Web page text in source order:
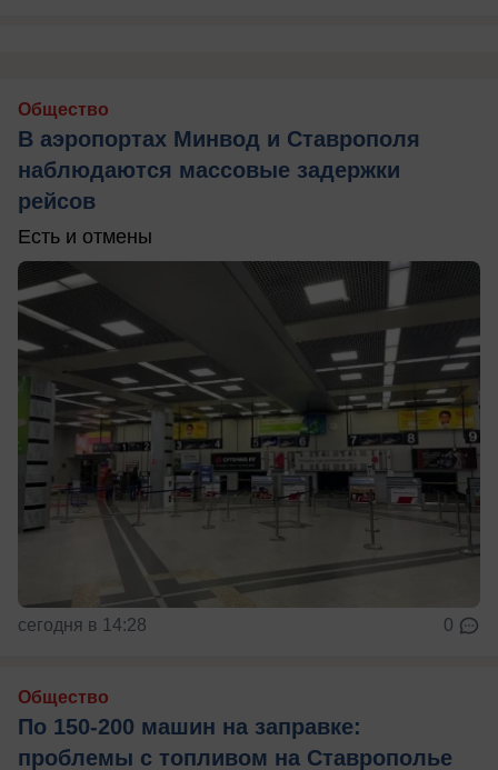
Общество
В аэропортах Минвод и Ставрополя
наблюдаются массовые задержки
рейсов
Есть и отмены
сегодня в 14:28 0
Общество
По 150-200 машин на заправке:
проблемы с топливом на Ставрополье